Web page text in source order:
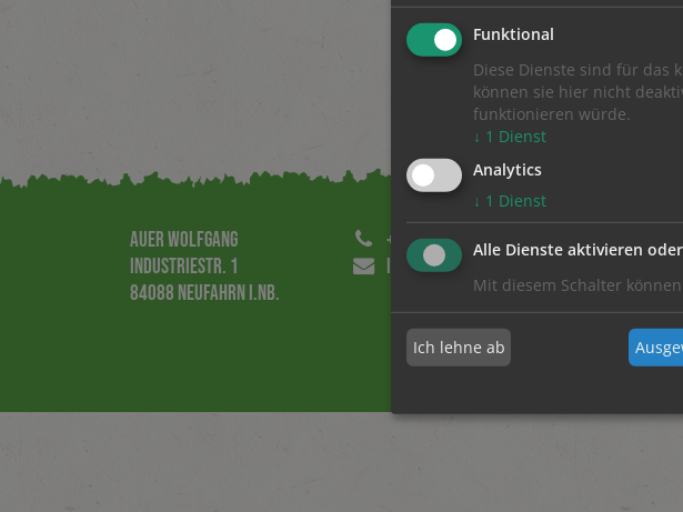
AUER WOLFGANG
INDUSTRIESTR. 1
84088 NEUFAHRN I.NB.
+49 8773 889 390-0
INFO@AW-WERBEPARTNER.DE
Funktional
Diese Dienste sind für das
können sie hier nicht
funktionieren würde.
↓ 1 Dienst
Analytics
↓ 1 Dienst
Alle Dienste aktivieren
Mit diesem Schalter
Ich lehne ab